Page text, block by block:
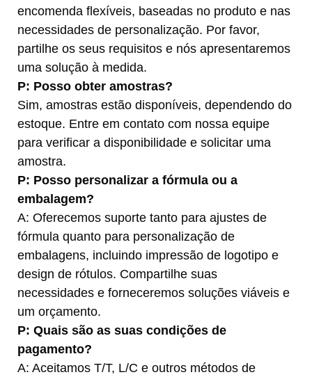
encomenda flexíveis, baseadas no produto e nas
necessidades de personalização. Por favor,
partilhe os seus requisitos e nós apresentaremos
uma solução à medida.
P: Posso obter amostras?
Sim, amostras estão disponíveis, dependendo do
estoque. Entre em contato com nossa equipe
para verificar a disponibilidade e solicitar uma
amostra.
P: Posso personalizar a fórmula ou a
embalagem?
A: Oferecemos suporte tanto para ajustes de
fórmula quanto para personalização de
embalagens, incluindo impressão de logotipo e
design de rótulos. Compartilhe suas
necessidades e forneceremos soluções viáveis ​​e
um orçamento.
P: Quais são as suas condições de
pagamento?
A: Aceitamos T/T, L/C e outros métodos de